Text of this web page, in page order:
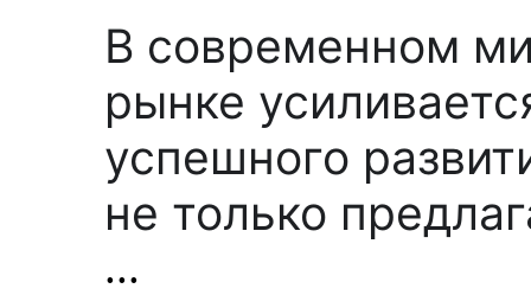
В современном
рынке
успешного
не только
...